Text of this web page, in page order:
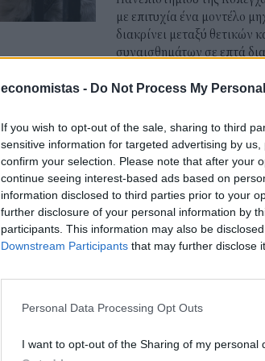
economistas - Do Not Process My
If you wish to opt-out of the sale, sharing to third
sensitive information for targeted advertising by
confirm your selection. Please note that after your
continue seeing interest-based ads based on
information disclosed to third parties prior to your
further disclosure of your personal information by
participants. This information may also be
Downstream Participants that may further disclose
Personal Data Processing Opt Outs
I want to opt-out of the Sharing of my personal
με επιτυχία ένα μοντέλο
διακρίνει μεταξύ θετικών
συναισθημάτων σε επτά
αγριόχοιρους, κατσίκες,
STORIES
«Εκρηξη» της
κατοικιδίων
αποτιμάται η
Η υψηλού επιπέδου
χειρουργικής του
νανοτεχνολογίας, θα
την κινητήρια δύναμη μιας